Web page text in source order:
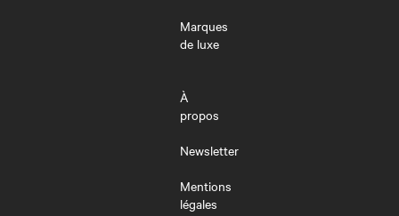
Marques
de luxe
À
propos
Newsletter
Mentions
légales